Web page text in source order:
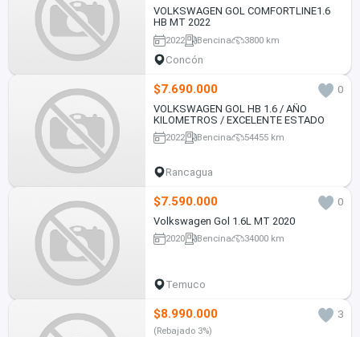
VOLKSWAGEN GOL COMFORTLINE1.6
HB MT 2022
2022 Bencina 3800 km
Concón
$7.690.000
0
VOLKSWAGEN GOL HB 1.6 / AÑO
KILOMETROS / EXCELENTE ESTADO
2022 Bencina 54455 km
Rancagua
$7.590.000
0
Volkswagen Gol 1.6L MT 2020
2020 Bencina 34000 km
Temuco
$8.990.000 3
(Rebajado 3%)